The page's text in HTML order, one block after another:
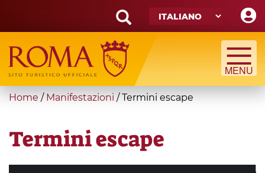
main
content
Search
form
Cerca
You
here
Home / Manifestazioni /Termini escape
Termini escape